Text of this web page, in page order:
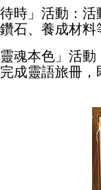
待時」活動：
石、養成材料
靈魂本色」活
成靈語旅冊